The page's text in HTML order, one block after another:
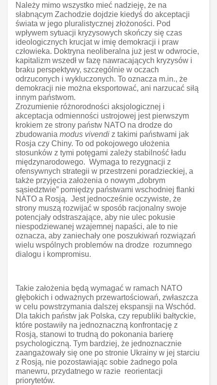
Należy mimo wszystko mieć nadzieję, że na
słabnącym Zachodzie dojdzie kiedyś do akceptacji
świata w jego pluralistycznej złożoności. Pod
wpływem sytuacji kryzysowych skończy się czas
ideologicznych krucjat w imię demokracji i praw
człowieka. Doktryna neoliberalna już jest w odwrocie,
kapitalizm wszedł w fazę nawracających kryzysów i
braku perspektywy, szczególnie w oczach
odrzuconych i wykluczonych. To oznacza m.in., że
demokracji nie można eksportować, ani narzucać siłą
innym państwom.
Zrozumienie różnorodności aksjologicznej i
akceptacja odmienności ustrojowej jest pierwszym
krokiem ze strony państw NATO na drodze do
zbudowania modus vivendi z takimi państwami jak
Rosja czy Chiny. To od pokojowego ułożenia
stosunków z tymi potęgami zależy stabilność ładu
międzynarodowego. Wymaga to rezygnacji z
ofensywnych strategii w przestrzeni poradzieckiej, a
także przyjęcia założenia o nowym „dobrym
sąsiedztwie” pomiędzy państwami wschodniej flanki
NATO a Rosją. Jest jednocześnie oczywiste, że
strony muszą rozwijać w sposób racjonalny swoje
potencjały odstraszające, aby nie ulec pokusie
niespodziewanej wzajemnej napaści, ale to nie
oznacza, aby zaniechały one poszukiwań rozwiązań
wielu wspólnych problemów na drodze rozumnego
dialogu i kompromisu.
Takie założenia będą wymagać w ramach NATO
głębokich i odważnych przewartościowań, zwłaszcza
w celu powstrzymania dalszej ekspansji na Wschód.
Dla takich państw jak Polska, czy republiki bałtyckie,
które postawiły na jednoznaczną konfrontację z
Rosją, stanowi to trudną do pokonania barierę
psychologiczną. Tym bardziej, że jednoznacznie
zaangażowały się one po stronie Ukrainy w jej starciu
z Rosją, nie pozostawiając sobie żadnego pola
manewru, przydatnego w razie reorientacji
priorytetów.